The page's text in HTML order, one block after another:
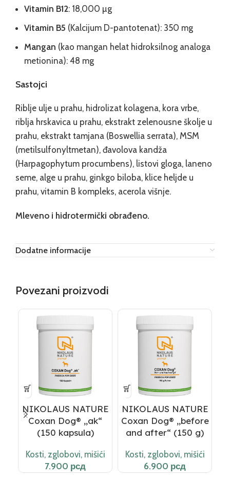
Vitamin B12: 18,000 µg
Vitamin B5 (Kalcijum D-pantotenat): 350 mg
Mangan (kao mangan helat hidroksilnog analoga
metionina): 48 mg
Sastojci
Riblje ulje u prahu, hidrolizat kolagena, kora vrbe,
riblja hrskavica u prahu, ekstrakt zelenousne školje u
prahu, ekstrakt tamjana (Boswellia serrata), MSM
(metilsulfonyltmetan), đavolova kandža
(Harpagophytum procumbens), listovi gloga, laneno
seme, alge u prahu, ginkgo biloba, klice heljde u
prahu, vitamin B kompleks, acerola višnje.
Mleveno i hidrotermički obrađeno.
Dodatne informacije
Povezani proizvodi
NIKOLAUS NATURE
Coxan Dog® „ak“
(150 kapsula)
Kosti, zglobovi, mišići
рсд
NIKOLAUS NATURE
Coxan Dog® „before
and after“ (150 g)
Kosti, zglobovi, mišići
рсд